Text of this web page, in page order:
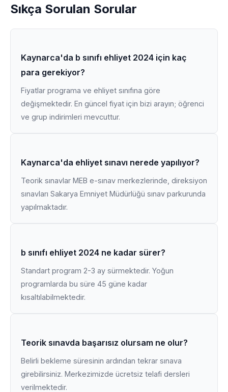
Sıkça Sorulan Sorular
Kaynarca'da b sınıfı ehliyet 2024 için kaç
para gerekiyor?
Fiyatlar programa ve ehliyet sınıfına göre
değişmektedir. En güncel fiyat için bizi arayın; öğrenci
ve grup indirimleri mevcuttur.
Kaynarca'da ehliyet sınavı nerede yapılıyor?
Teorik sınavlar MEB e-sınav merkezlerinde, direksiyon
sınavları Sakarya Emniyet Müdürlüğü sınav parkurunda
yapılmaktadır.
b sınıfı ehliyet 2024 ne kadar sürer?
Standart program 2-3 ay sürmektedir. Yoğun
programlarda bu süre 45 güne kadar
kısaltılabilmektedir.
Teorik sınavda başarısız olursam ne olur?
Belirli bekleme süresinin ardından tekrar sınava
girebilirsiniz. Merkezimizde ücretsiz telafi dersleri
verilmektedir.